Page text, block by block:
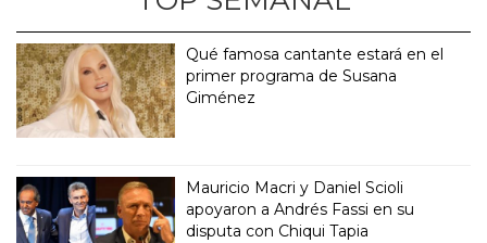
Qué famosa cantante estará en el
primer programa de Susana
Giménez
Mauricio Macri y Daniel Scioli
apoyaron a Andrés Fassi en su
disputa con Chiqui Tapia